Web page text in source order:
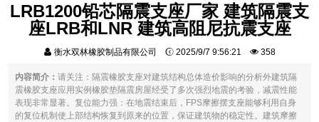
LRB1200铅芯隔震支座厂家 建筑隔震支
座LRB和LNR 建筑高阻尼抗震支座
衡水双林橡胶制品有限公司 2025/9/7 9:56:21 358
内容简介：请关注：隔震橡胶支座对建筑结构总体造价影响的分析外建筑隔
震橡胶支座应用实例橡胶垫隔震房屋经受了多次强烈地震的考验，减震性能
表现非常显著。复位能力强：在地震结束后，FPS摩擦摆支座能够利用自身
的复位机制使上部结构恢复到原来的位置，保证建筑物的稳定性。建筑摩擦